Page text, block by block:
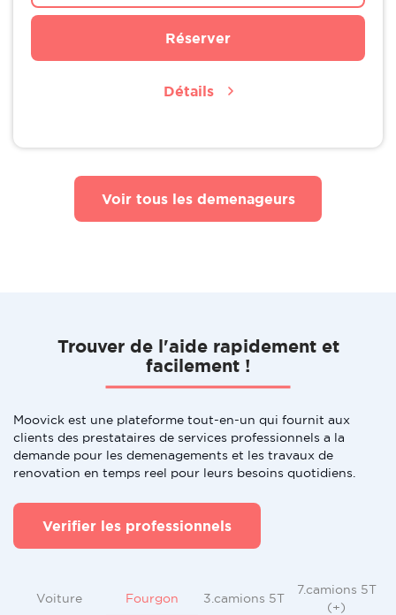
Réserver
Détails
Voir tous les demenageurs
Trouver de l'aide rapidement et
facilement !
Moovick est une plateforme tout-en-un qui fournit aux
clients des prestataires de services professionnels a la
demande pour les demenagements et les travaux de
renovation en temps reel pour leurs besoins quotidiens.
Verifier les professionnels
Voiture Fourgon 3.camions 5T
7.camions 5T
(+)